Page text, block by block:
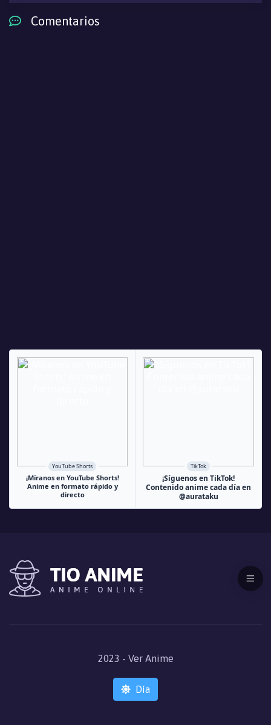
Comentarios
YouTube Shorts
¡Míranos en YouTube Shorts!
Anime en formato rápido y
directo
TikTok
¡Síguenos en TikTok!
Contenido anime cada día en
@aurataku
2023 - Ver Anime
Día